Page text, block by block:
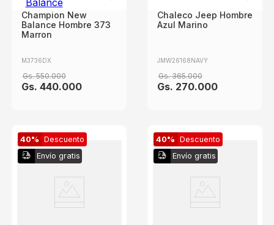
Champion New
Balance Hombre 373
Marron
M3736DX
Gs. 550.000
Gs. 440.000
Chaleco Jeep Hombre
Azul Marino
JMW26168NAVY
Gs. 365.000
Gs. 270.000
40%
Descuento
Envío gratis
40%
Descuento
Envío gratis